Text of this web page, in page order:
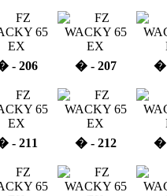
- 206 � - 207 �
- 211 � - 212 �